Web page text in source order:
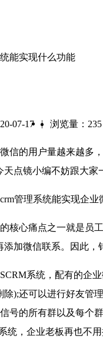
能实现什么功能
07-17 | 浏览量：235
的用户量越来越多，
天点镜小编不妨跟大家
管理系统能实现企业
心痛点之一就是员工
添加微信联系。因此
系统，配有的企业
除);还可以进行好友
号的所有群以及每个
统，企业老板再也不